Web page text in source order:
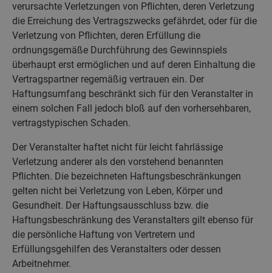
verursachte Verletzungen von Pflichten, deren Verletzung
die Erreichung des Vertragszwecks gefährdet, oder für die
Verletzung von Pflichten, deren Erfüllung die
ordnungsgemäße Durchführung des Gewinnspiels
überhaupt erst ermöglichen und auf deren Einhaltung die
Vertragspartner regemäßig vertrauen ein. Der
Haftungsumfang beschränkt sich für den Veranstalter in
einem solchen Fall jedoch bloß auf den vorhersehbaren,
vertragstypischen Schaden.
Der Veranstalter haftet nicht für leicht fahrlässige
Verletzung anderer als den vorstehend benannten
Pflichten. Die bezeichneten Haftungsbeschränkungen
gelten nicht bei Verletzung von Leben, Körper und
Gesundheit. Der Haftungsausschluss bzw. die
Haftungsbeschränkung des Veranstalters gilt ebenso für
die persönliche Haftung von Vertretern und
Erfüllungsgehilfen des Veranstalters oder dessen
Arbeitnehmer.